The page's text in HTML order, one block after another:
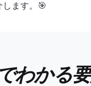
ます。🎯
わかる